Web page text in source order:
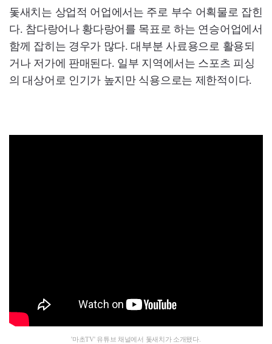
돛새치는 상업적 어업에서는 주로 부수 어획물로 잡힌
다. 참다랑어나 황다랑어를 목표로 하는 연승어업에서
함께 잡히는 경우가 많다. 대부분 사료용으로 활용되
거나 저가에 판매된다. 일부 지역에서는 스포츠 피싱
의 대상어로 인기가 높지만 식용으로는 제한적이다.
'마초TV' 유튜브 채널에서 돛새치가 소개됐다.